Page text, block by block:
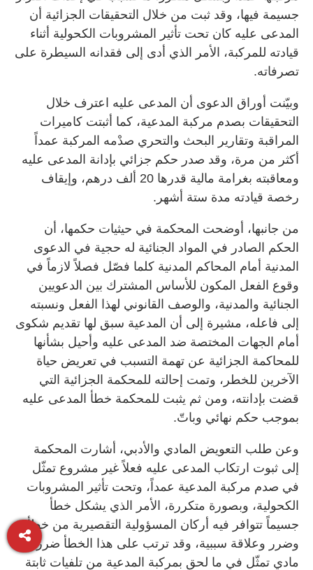
جسيمة فيها، وقد ثبت من خلال التحقيقات الجزائية أن
المدعى عليه كان تحت تأثير المشروبات الكحولية أثناء
قيادته للمركبة، الأمر الذي أدى إلى فقدانه السيطرة على
تصرفاته.
وبيّنت أوراق الدعوى أن المدعى عليه اعترف خلال
التحقيقات بصدم مركبة المدعية، كما أثبتت كاميرات
المراقبة وتقارير البحث والتحري صدْمه المركبة عمداً
أكثر من مرة، وقد صدر حكم جزائي بإدانة المدعى عليه
ومعاقبته بغرامة مالية قدرها 20 ألف درهم، وإيقاف
رخصة قيادته مدة ستة أشهر.
من جانبها، أوضحت المحكمة في حيثيات حكمها، أن
الحكم الصادر في المواد الجنائية له حجية في الدعوى
المدنية أمام المحاكم المدنية كلما فصّل فصلاً لازماً في
وقوع الفعل المكون للأساس المشترك بين الدعويين
الجنائية والمدنية، والوصف القانوني لهذا الفعل ونسبته
إلى فاعله، مشيرة إلى أن المدعية سبق لها تقديم شكوى
أمام الجهات المختصة ضد المدعى عليه وأحيل بشأنها
للمحاكمة الجزائية عن تهمة التسبب في تعريض حياة
الآخرين للخطر، وتمت إحالته للمحكمة الجزائية التي
قضت بإدانته، ومن ثم يثبت للمحكمة خطأ المدعى عليه
بموجب حكم نهائي وباتّ.
وعن طلب التعويض المادي والأدبي، أشارت المحكمة
إلى ثبوت ارتكاب المدعى عليه فعلاً غير مشروع تمثّل
في صدم مركبة المدعية عمداً، وتحت تأثير المشروبات
الكحولية، وبصورة متكررة، الأمر الذي يشكل خطأ
جسيماً تتوافر فيه أركان المسؤولية التقصيرية من خطأ
وضرر وعلاقة سببية، وقد ترتب على هذا الخطأ ضرر
مادي تمثّل في ما لحق بمركبة المدعية من تلفيات ثابتة